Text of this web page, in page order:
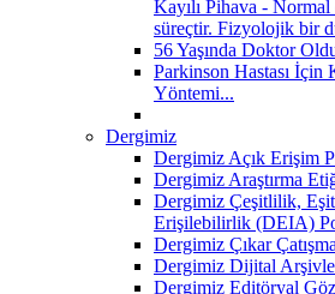
Kayılı Pihava -
süreçtir. Fizyolojik bir
56 Yaşında Doktor
Parkinson Hastası İçin
Yöntemi...
Dergimiz
Dergimiz Açık Erişim
Dergimiz Araştırma
Dergimiz Çeşitlilik,
Erişilebilirlik (DEIA)
Dergimiz Çıkar
Dergimiz Dijital
Dergimiz Editöryal